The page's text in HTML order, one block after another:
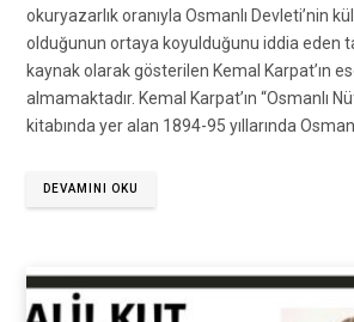
okuryazarlık oranıyla Osmanlı Devleti’nin
olduğunun ortaya koyulduğunu iddia eden
kaynak olarak gösterilen Kemal Karpat’ın
almamaktadır. Kemal Karpat’ın “Osmanlı
kitabında yer alan 1894-95 yıllarında
DEVAMINI OKU